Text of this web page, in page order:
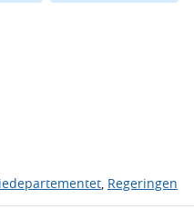
, Regeringen